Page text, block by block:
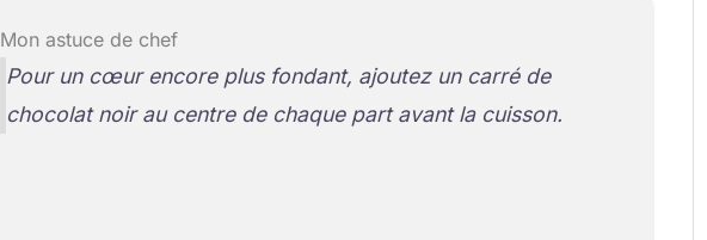
Mon astuce de chef
Pour un cœur encore plus fondant, ajoutez un carré de
chocolat noir au centre de chaque part avant la cuisson.